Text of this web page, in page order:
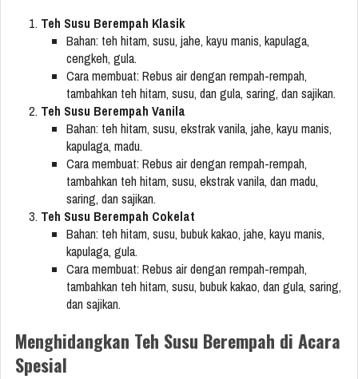
Teh Susu Berempah Klasik
Bahan: teh hitam, susu, jahe, kayu manis, kapulaga,
cengkeh, gula.
Cara membuat: Rebus air dengan rempah-rempah,
tambahkan teh hitam, susu, dan gula, saring, dan sajikan.
Teh Susu Berempah Vanila
Bahan: teh hitam, susu, ekstrak vanila, jahe, kayu manis,
kapulaga, madu.
Cara membuat: Rebus air dengan rempah-rempah,
tambahkan teh hitam, susu, ekstrak vanila, dan madu,
saring, dan sajikan.
Teh Susu Berempah Cokelat
Bahan: teh hitam, susu, bubuk kakao, jahe, kayu manis,
kapulaga, gula.
Cara membuat: Rebus air dengan rempah-rempah,
tambahkan teh hitam, susu, bubuk kakao, dan gula, saring,
dan sajikan.
Menghidangkan Teh Susu Berempah di Acara
Spesial